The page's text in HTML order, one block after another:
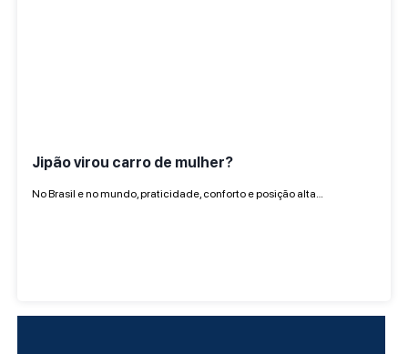
Jipão virou carro de mulher?
No Brasil e no mundo, praticidade, conforto e posição alta…